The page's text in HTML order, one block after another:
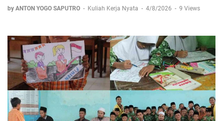
by ANTON YOGO SAPUTRO - Kuliah Kerja Nyata - 4/8/2026 - 9 Views